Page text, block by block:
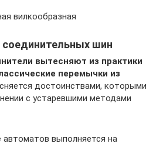
вилкообразная
шин
вытесняют из практики
перемычки из
достоинствами, которыми
с устаревшими методами
выполняется на